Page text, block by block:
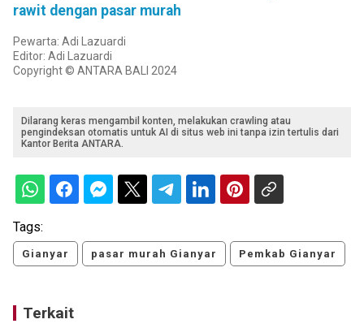
rawit dengan pasar murah
Pewarta: Adi Lazuardi
Editor: Adi Lazuardi
Copyright © ANTARA BALI 2024
Dilarang keras mengambil konten, melakukan crawling atau
pengindeksan otomatis untuk AI di situs web ini tanpa izin tertulis dari
Kantor Berita ANTARA.
Tags:
Gianyar pasar murah Gianyar Pemkab Gianyar
Terkait